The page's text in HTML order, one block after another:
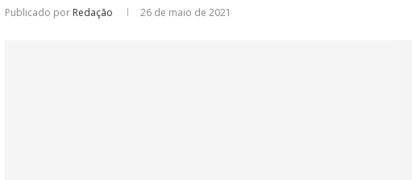
Publicado por Redação 26 de maio de 2021